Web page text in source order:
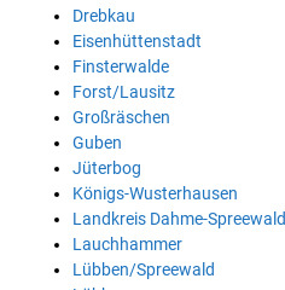
Drebkau
Eisenhüttenstadt
Finsterwalde
Forst/Lausitz
Großräschen
Guben
Jüterbog
Königs-Wusterhausen
Landkreis Dahme-Spreewald
Lauchhammer
Lübben/Spreewald